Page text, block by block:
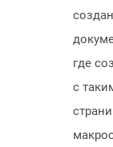
где
с